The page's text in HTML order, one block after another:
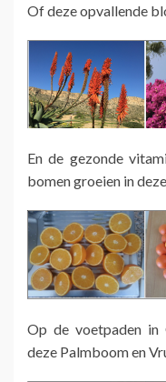
Of deze opvallende
En de gezonde
bomen groeien in
Op de voetpaden
deze Palmboom en